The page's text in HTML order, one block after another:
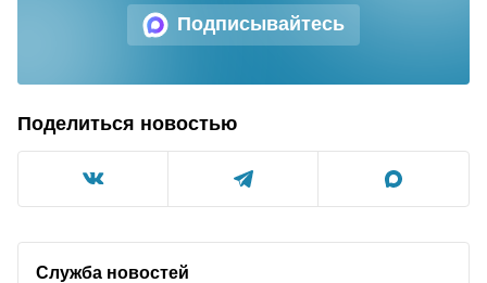
Подписывайтесь
Поделиться новостью
Служба новостей